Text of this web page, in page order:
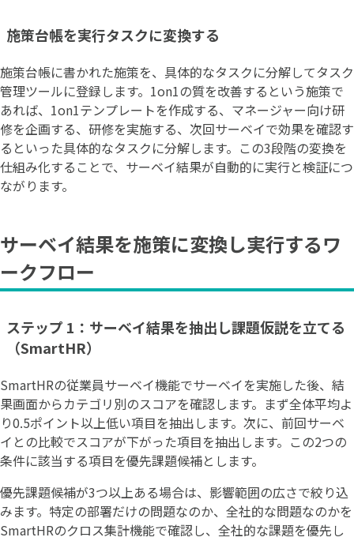
施策台帳を実行タスクに変換する
施策台帳に書かれた施策を、具体的なタスクに分解してタスク
管理ツールに登録します。1on1の質を改善するという施策で
あれば、1on1テンプレートを作成する、マネージャー向け研
修を企画する、研修を実施する、次回サーベイで効果を確認す
るといった具体的なタスクに分解します。この3段階の変換を
仕組み化することで、サーベイ結果が自動的に実行と検証につ
ながります。
サーベイ結果を施策に変換し実行するワ
ークフロー
ステップ 1：サーベイ結果を抽出し課題仮説を立てる
（SmartHR）
SmartHRの従業員サーベイ機能でサーベイを実施した後、結
果画面からカテゴリ別のスコアを確認します。まず全体平均よ
り0.5ポイント以上低い項目を抽出します。次に、前回サーベ
イとの比較でスコアが下がった項目を抽出します。この2つの
条件に該当する項目を優先課題候補とします。
優先課題候補が3つ以上ある場合は、影響範囲の広さで絞り込
みます。特定の部署だけの問題なのか、全社的な問題なのかを
SmartHRのクロス集計機能で確認し、全社的な課題を優先し